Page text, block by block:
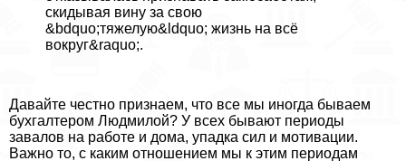
скидывая вину за свою
&bdquo;тяжелую&ldquo; жизнь на всё
вокруг&raquo;.
Давайте честно признаем, что все мы иногда бываем
бухгалтером Людмилой? У всех бывают периоды
завалов на работе и дома, упадка сил и мотивации.
Важно то, с каким отношением мы к этим периодам